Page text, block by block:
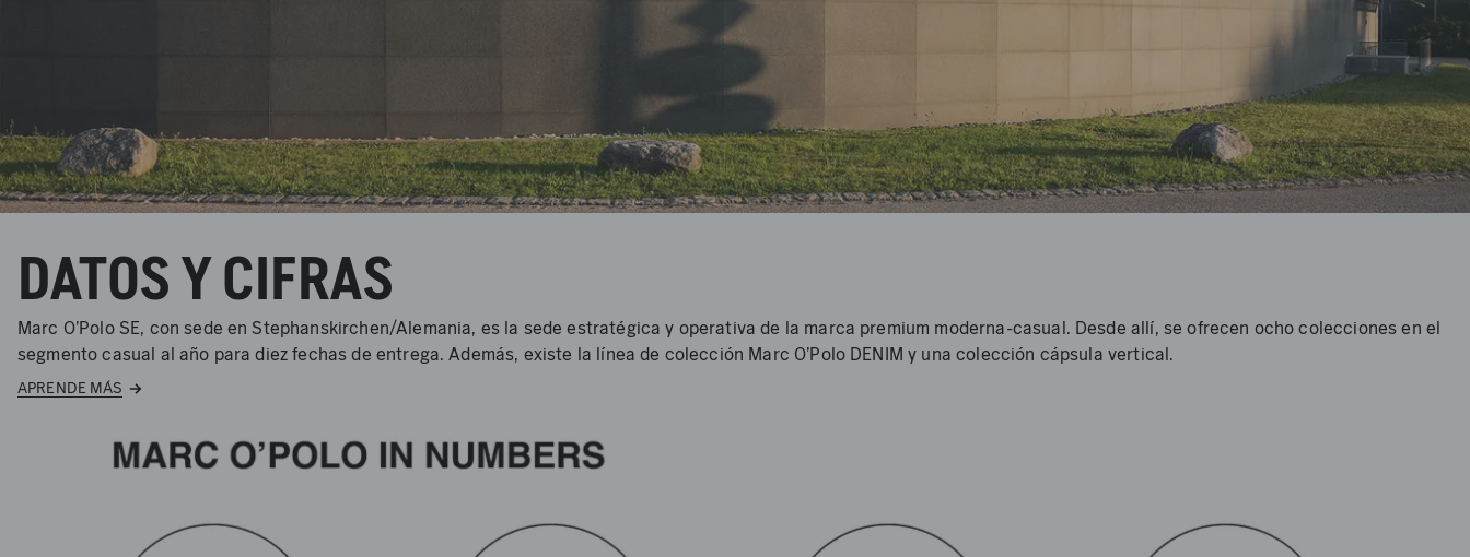
DATOS Y CIFRAS
Marc O'Polo SE, con sede en Stephanskirchen/Alemania, es la sede estratégica y operativa de la marca premium moderna-casual. Desde allí, se ofrecen ocho colecciones en el
segmento casual al año para diez fechas de entrega. Además, existe la línea de colección Marc O'Polo DENIM y una colección cápsula vertical.
APRENDE MÁS